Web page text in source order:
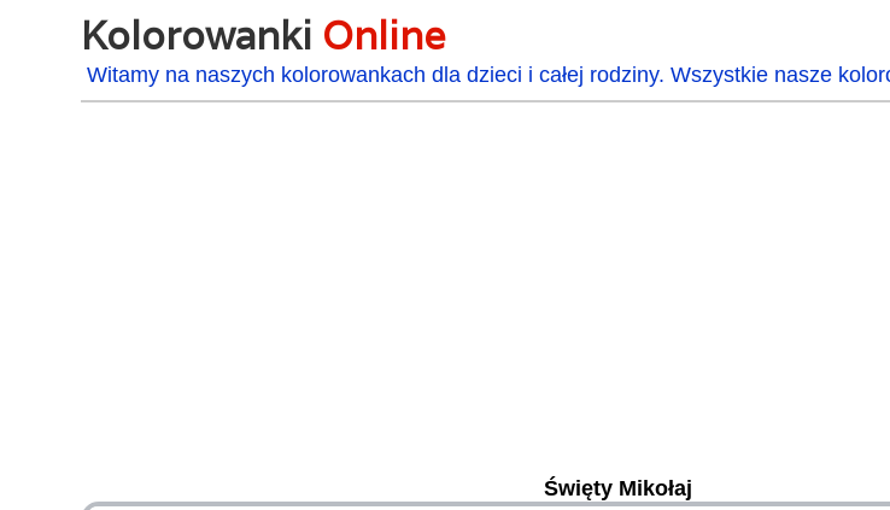
Kolorowanki Online
Witamy na naszych kolorowankach dla dzieci i całej rodziny. Wszystkie nasze
Święty Mikołaj